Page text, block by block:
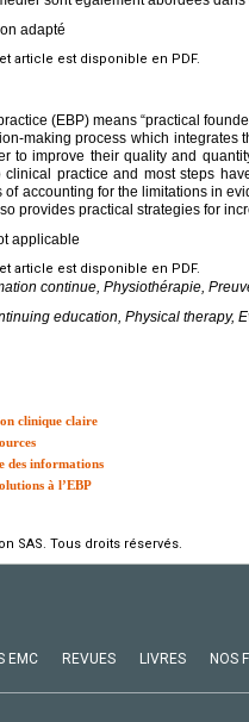
adapté
article est disponible en PDF.
(EBP) means “practical
making process which
to improve their quality and
practice and most steps
of accounting for the limitations in
provides practical strategies for
applicable
article est disponible en PDF.
continue, Physiothérapie,
education, Physical therapy,
clinique claire
des informations
à l’EBP
SAS. Tous droits réservés.
EMC REVUES LIVRES NOS